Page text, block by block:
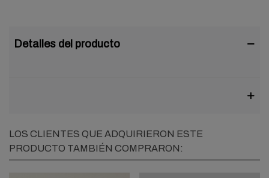
Detalles del producto
LOS CLIENTES QUE ADQUIRIERON ESTE
PRODUCTO TAMBIÉN COMPRARON: